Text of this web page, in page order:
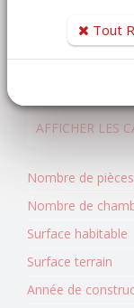
https://
AFFICHER LES
Nombre de pièces
Nombre de
Surface habitable
Surface terrain
Année de
Tout